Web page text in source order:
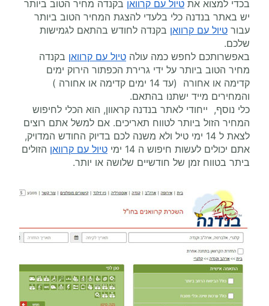
בכדי למצוא את טיול עם קרוואן בקנדה מחיר הטוב ביותר
יש באתר בנדנה כלי בלעדי להצגת המחיר הטוב ביותר
עבור טיול עם קרוואן בקנדה לחודש בהתאם לגמישות
שלכם.
באפשרותכם לחפש כמה עולה טיול עם קרוואן בקנדה
מחיר הטוב ביותר על ידי גרירת הכפתור הירוק ימים
קדימה או אחורה (עד 14 ימים קדימה או אחורה )
והמחירים מייד ישתנו בהתאם.
כלי נוסף, ייחודי לאתר בנדנה קראוון, הוא הכלי לחיפוש
המחיר הזול ביותר לטווח תאריכים. אם למשל אתם רוצים
לצאת ל 14 ימי טיל ולא משנה לכם בדיוק החודש המדויק,
אתם יכולים לעשות חיפוש ה 14 ימי
טיול עם קרוואן הזולים
ביתר בטווח זמן של חודשיים שלושה או יותר.